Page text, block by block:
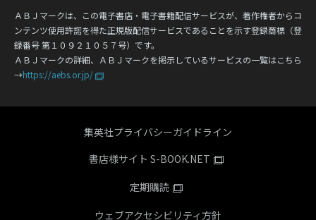
ＡＢＪマークは、この電子書店・電子書籍配信サービスが、著作権者からコ
ンテンツ使用許諾を得た正規版配信サービスであることを示す登録商標（登
録番号 第１０９２１０５７号）です。
ＡＢＪマークの詳細、ＡＢＪマークを掲示しているサービスの一覧はこちら
→https://aebs.or.jp/
集英社プライバシーガイドライン
書店様サイト S-BOOK.NET
定期購読
ウェブアクセシビリティ方針